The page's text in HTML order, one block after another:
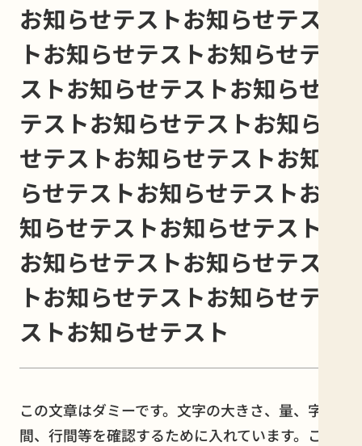
お知らせテストお知らせテス
トお知らせテストお知らせテ
ストお知らせテストお知らせ
テストお知らせテストお知ら
せテストお知らせテストお知
らせテストお知らせテストお
知らせテストお知らせテスト
お知らせテストお知らせテス
トお知らせテストお知らせテ
ストお知らせテスト
この文章はダミーです。文字の大きさ、量、字
間、行間等を確認するために入れています。この